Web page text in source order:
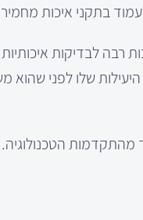
בתקני איכות
רבה לבדיקות
מהתקדמות